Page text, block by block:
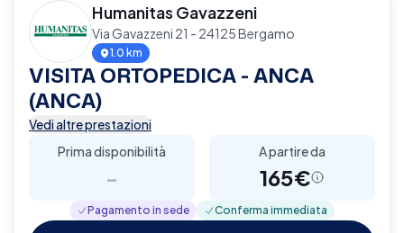
Humanitas Gavazzeni
Via Gavazzeni 21 - 24125 Bergamo
1.0 km
VISITA ORTOPEDICA - ANCA
(ANCA)
Vedi altre prestazioni
Prima disponibilità
-
A partire da
165€
Pagamento in sede Conferma immediata